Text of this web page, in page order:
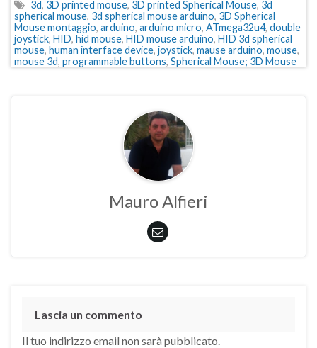
3d, 3D printed mouse, 3D printed Spherical Mouse, 3d
spherical mouse, 3d spherical mouse arduino, 3D Spherical
Mouse montaggio, arduino, arduino micro, ATmega32u4, double
joystick, HID, hid mouse, HID mouse arduino, HID 3d spherical
mouse, human interface device, joystick, mause arduino, mouse,
mouse 3d, programmable buttons, Spherical Mouse; 3D Mouse
Mauro Alfieri
Lascia un commento
Il tuo indirizzo email non sarà pubblicato.